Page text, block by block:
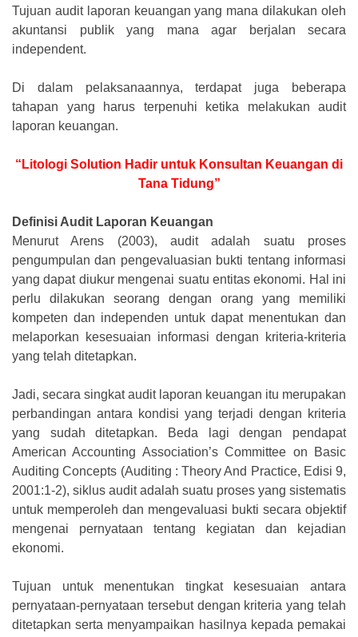
Tujuan audit laporan keuangan yang mana dilakukan oleh
akuntansi publik yang mana agar berjalan secara
independent.
Di dalam pelaksanaannya, terdapat juga beberapa
tahapan yang harus terpenuhi ketika melakukan audit
laporan keuangan.
“Litologi Solution Hadir untuk Konsultan Keuangan di
Tana Tidung”
Definisi Audit Laporan Keuangan
Menurut Arens (2003), audit adalah suatu proses
pengumpulan dan pengevaluasian bukti tentang informasi
yang dapat diukur mengenai suatu entitas ekonomi. Hal ini
perlu dilakukan seorang dengan orang yang memiliki
kompeten dan independen untuk dapat menentukan dan
melaporkan kesesuaian informasi dengan kriteria-kriteria
yang telah ditetapkan.
Jadi, secara singkat audit laporan keuangan itu merupakan
perbandingan antara kondisi yang terjadi dengan kriteria
yang sudah ditetapkan. Beda lagi dengan pendapat
American Accounting Association’s Committee on Basic
Auditing Concepts (Auditing : Theory And Practice, Edisi 9,
2001:1-2), siklus audit adalah suatu proses yang sistematis
untuk memperoleh dan mengevaluasi bukti secara objektif
mengenai pernyataan tentang kegiatan dan kejadian
ekonomi.
Tujuan untuk menentukan tingkat kesesuaian antara
pernyataan-pernyataan tersebut dengan kriteria yang telah
ditetapkan serta menyampaikan hasilnya kepada pemakai